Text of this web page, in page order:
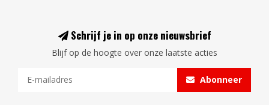
Schrijf je in op onze nieuwsbrief
Blijf op de hoogte over onze laatste acties
Abonneer